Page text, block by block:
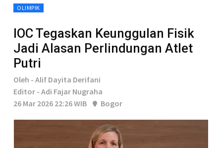
OLIMPIK
IOC Tegaskan Keunggulan Fisik
Jadi Alasan Perlindungan Atlet
Putri
Oleh - Alif Dayita Derifani
Editor - Adi Fajar Nugraha
26 Mar 2026 22:26 WIB
Bogor